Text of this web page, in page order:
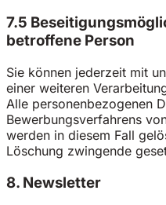
7.5
betroffene Person
Sie können jederzeit mit
einer weiteren
Alle personenbezogenen
Bewerbungsverfahrens
werden in diesem Fall
Löschung zwingende
8. Newsletter